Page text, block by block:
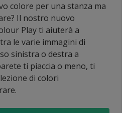
colore per una stanza ma
Il nostro nuovo
Play ti aiuterà a
le varie immagini di
sinistra o destra a
ti piaccia o meno, ti
di colori